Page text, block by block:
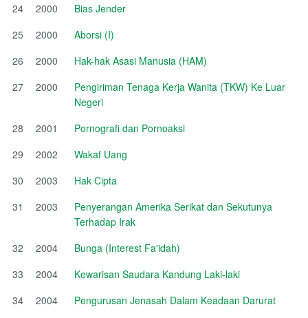
24
2000
Bias Jender
25
2000
Aborsi (I)
26
2000
Hak-hak Asasi Manusia (HAM)
27
2000
Pengiriman Tenaga Kerja Wanita (TKW) Ke Luar
Negeri
28
2001
Pornografi dan Pornoaksi
29
2002
Wakaf Uang
30
2003
Hak Cipta
31
2003
Penyerangan Amerika Serikat dan Sekutunya
Terhadap Irak
32
2004
Bunga (Interest Fa'idah)
33
2004
Kewarisan Saudara Kandung Laki-laki
34
2004
Pengurusan Jenasah Dalam Keadaan Darurat